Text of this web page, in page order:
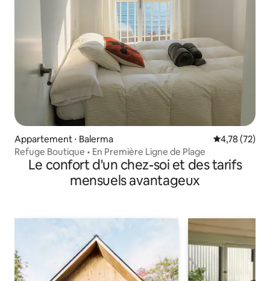
Appartement ⋅ Balerma Évaluation
4,78 (72)
Refuge Boutique • En Première Ligne de Plage
Le confort d'un chez-soi et des tarifs
mensuels avantageux